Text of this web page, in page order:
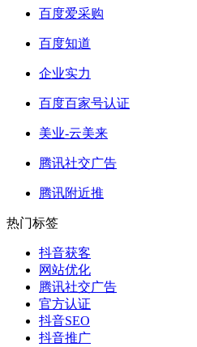
百度爱采购
百度知道
企业实力
百度百家号认证
美业-云美来
腾讯社交广告
腾讯附近推
热门标签
抖音获客
网站优化
腾讯社交广告
官方认证
抖音SEO
抖音推广